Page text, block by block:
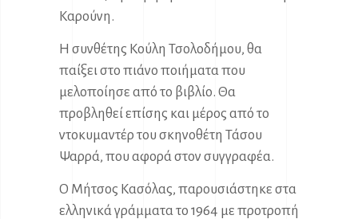
Καρούνη.
Η συνθέτης Κούλη Τσολοδήμου, θα
παίξει στο πιάνο ποιήματα που
μελοποίησε από το βιβλίο. Θα
προβληθεί επίσης και μέρος από το
ντοκυμαντέρ του σκηνοθέτη Τάσου
Ψαρρά, που αφορά στον συγγραφέα.
Ο Μήτσος Κασόλας, παρουσιάστηκε στα
ελληνικά γράμματα το 1964 με προτροπή